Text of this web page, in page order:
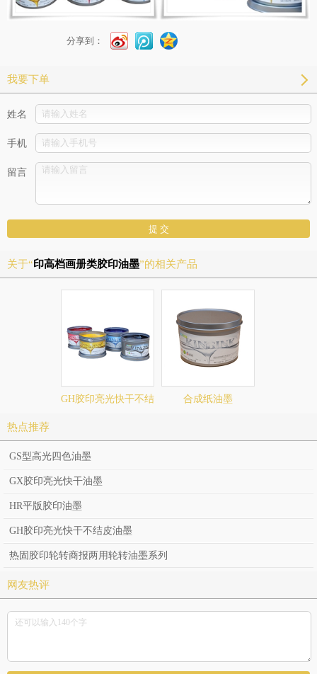
分享到：
我要下单
姓名
手机
留言
关于“印高档画册类胶印油墨”的相关产品
GH胶印亮光快干不结 合成纸油墨
热点推荐
GS型高光四色油墨
GX胶印亮光快干油墨
HR平版胶印油墨
GH胶印亮光快干不结皮油墨
热固胶印轮转商报两用轮转油墨系列
网友热评